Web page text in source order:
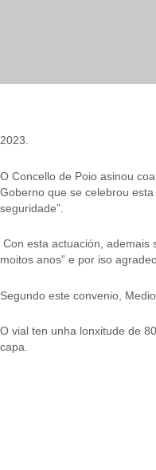
2023.
O Concello de Poio asinou
Goberno que se celebrou
seguridade”.
Con esta actuación, ademais
moitos anos” e por iso
Segundo este convenio,
O vial ten unha lonxitude de
capa.